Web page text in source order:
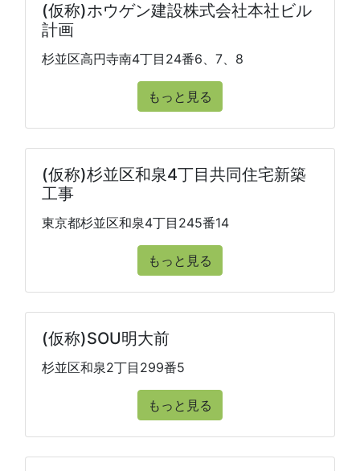
(仮称)ホウゲン建設株式会社本社ビル
計画
杉並区高円寺南4丁目24番6、7、8
もっと見る
(仮称)杉並区和泉4丁目共同住宅新築
工事
東京都杉並区和泉4丁目245番14
もっと見る
(仮称)SOU明大前
杉並区和泉2丁目299番5
もっと見る